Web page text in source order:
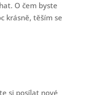
O čem byste
krásně, těším se
si posílat nové